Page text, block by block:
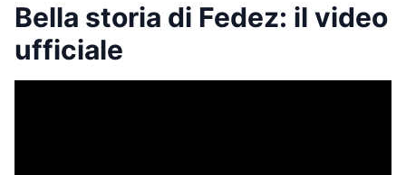
Bella storia di Fedez: il video
ufficiale